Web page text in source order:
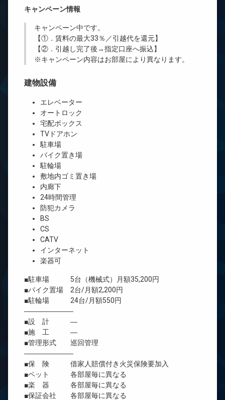
キャンペーン情報
キャンペーン中です。
【①．賃料の最大33％／引越代を還元】
【②．引越し完了後→指定口座へ振込】
※キャンペーン内容はお部屋により異なります。
建物設備
エレベーター
オートロック
宅配ボックス
TVドアホン
駐車場
バイク置き場
駐輪場
敷地内ゴミ置き場
内廊下
24時間管理
防犯カメラ
BS
CS
CATV
インターネット
楽器可
■駐車場 5台（機械式）月額35,200円
■バイク置場 2台/月額2,200円
■駐輪場 24台/月額550円
―――――――
■設 計 ―
■施 工 ―
■管理形式 巡回管理
―――――――
■保 険 借家人賠償付き火災保険要加入
■ペット 各部屋毎に異なる
■楽 器 各部屋毎に異なる
■保証会社 各部屋毎に異なる